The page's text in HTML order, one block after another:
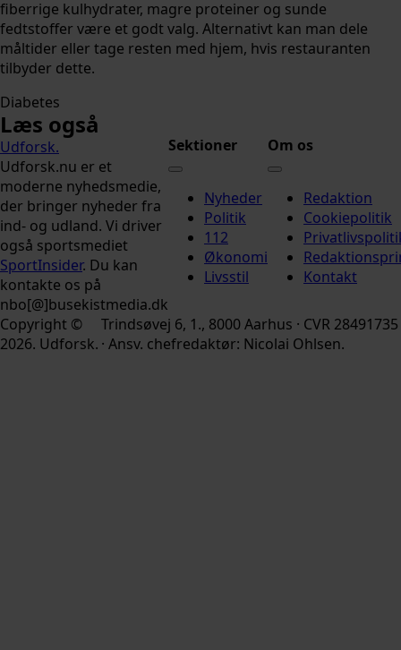
fiberrige kulhydrater, magre proteiner og sunde
fedtstoffer være et godt valg. Alternativt kan man dele
måltider eller tage resten med hjem, hvis restauranten
tilbyder dette.
Diabetes
Læs også
Udforsk.
Udforsk.nu er et
moderne nyhedsmedie,
der bringer nyheder fra
ind- og udland. Vi driver
også sportsmediet
SportInsider. Du kan
kontakte os på
nbo[@]busekistmedia.dk
Sektioner
Nyheder
Politik
112
Økonomi
Livsstil
Om os
Redaktion
Cookiepolitik
Kontakt
Copyright ©
2026. Udforsk.
Trindsøvej 6, 1., 8000 Aarhus · CVR 28491735
· Ansv. chefredaktør: Nicolai Ohlsen.